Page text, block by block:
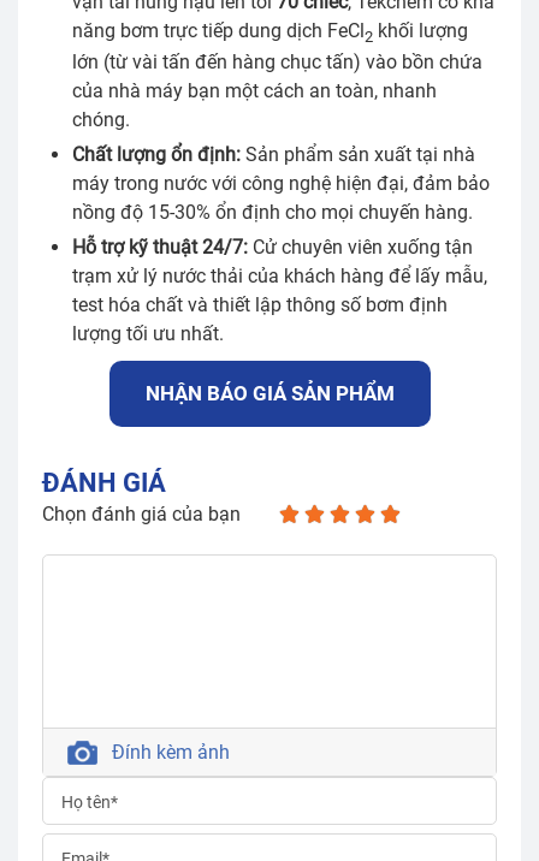
năng bơm trực tiếp dung dịch FeCl 2 khối lượng
lớn (từ vài tấn đến hàng chục tấn) vào bồn chứa
của nhà máy bạn một cách an toàn, nhanh
chóng.
Chất lượng ổn định: Sản phẩm sản xuất tại nhà
máy trong nước với công nghệ hiện đại, đảm bảo
nồng độ 15-30% ổn định cho mọi chuyến hàng.
Hỗ trợ kỹ thuật 24/7: Cử chuyên viên xuống tận
trạm xử lý nước thải của khách hàng để lấy mẫu,
test hóa chất và thiết lập thông số bơm định
lượng tối ưu nhất.
NHẬN BÁO GIÁ SẢN PHẨM
ĐÁNH GIÁ
Chọn đánh giá của bạn
Đính kèm ảnh